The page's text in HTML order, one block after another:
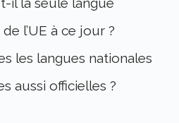
l’UE à ce jour ?
les langues nationales
aussi officielles ?